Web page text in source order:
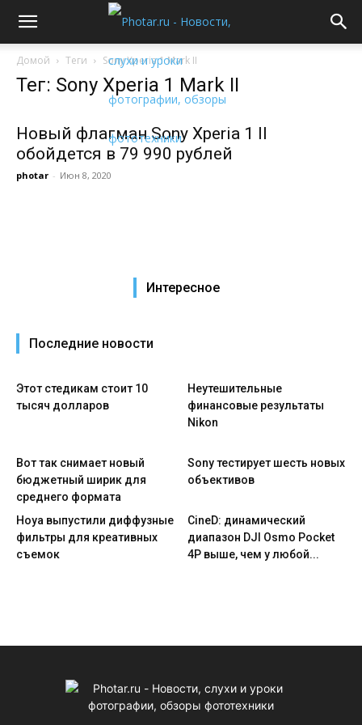
Домой Теги Sony Xperia 1 Mark II
Тег: Sony Xperia 1 Mark II
Новый флагман Sony Xperia 1 II
обойдется в 79 990 рублей
photar - Июн 8, 2020
Интересное
Последние новости
Этот стедикам стоит 10
тысяч долларов
Неутешительные
финансовые результаты
Nikon
Вот так снимает новый
бюджетный ширик для
среднего формата
Sony тестирует шесть новых
объективов
Hoya выпустили диффузные
фильтры для креативных
съемок
CineD: динамический
диапазон DJI Osmo Pocket
4P выше, чем у любой...